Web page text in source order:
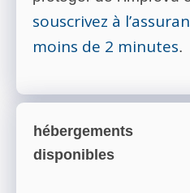
souscrivez à
moins de 2 minutes.
hébergements
disponibles